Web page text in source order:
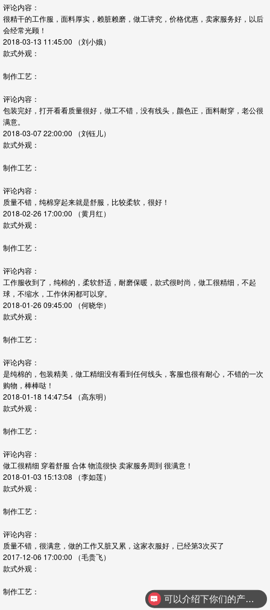
评论内容：
很精干的工作服，面料厚实，赖脏赖磨，做工讲究，价格优惠，卖家服务好，以后
会经常光顾！
2018-03-13 11:45:00
（刘小娥）
款式外观：
制作工艺：
评论内容：
包装完好，打开看看质量很好，做工不错，没有线头，颜色正，面料耐穿，老公很
满意。
2018-03-07 22:00:00
（刘钰儿）
款式外观：
制作工艺：
评论内容：
质量不错，纯棉穿起来就是舒服，比较柔软，很好！
2018-02-26 17:00:00
（黄月红）
款式外观：
制作工艺：
评论内容：
工作服收到了，纯棉的，柔软舒适，耐磨保暖，款式很时尚，做工很精细，不起
球，不缩水，工作休闲都可以穿。
2018-01-26 09:45:00
（何晓华）
款式外观：
制作工艺：
评论内容：
是纯棉的，包装精美，做工精细没有看到任何线头，客服也很有耐心，不错的一次
购物，棒棒哒！
2018-01-18 14:47:54 （高东明）
款式外观：
制作工艺：
评论内容：
做工很精细 穿着舒服 合体 物流很快 卖家服务周到 很满意！
2018-01-03 15:13:08
（李如莲）
款式外观：
制作工艺：
评论内容：
质量不错，很满意，做的工作又脏又累，这家衣服好，已经第3次买了
2017-12-06 17:00:00
（毛贵飞）
款式外观：
制作工艺：
可以介绍下你们的产品么